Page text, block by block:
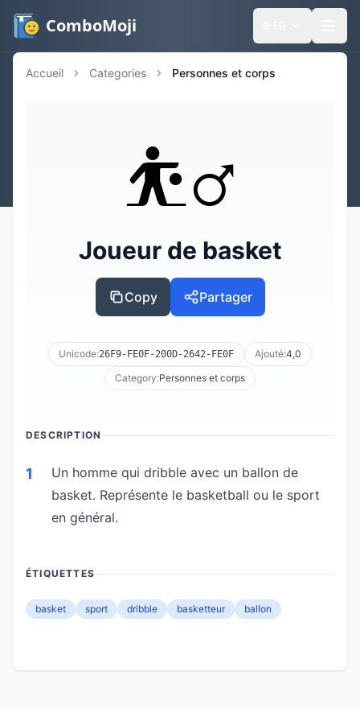
ComboMoji
Accueil Categories Personnes et corps
⛹️‍♂️
Joueur de basket
Copy Partager
Unicode:26F9-FE0F-200D-2642-FE0F Ajouté:4,0
Category:Personnes et corps
DESCRIPTION
1
Un homme qui dribble avec un ballon de
basket. Représente le basketball ou le sport
en général.
ÉTIQUETTES
basket sport dribble basketteur ballon